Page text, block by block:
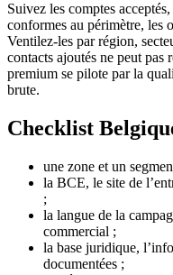
Suivez les comptes
conformes au périmètre, les
Ventilez-les par région,
contacts ajoutés ne peut pas
premium se pilote par la
brute.
Checklist
une zone et un
la BCE, le site de
;
la langue de la
commercial ;
la base juridique,
documentées ;